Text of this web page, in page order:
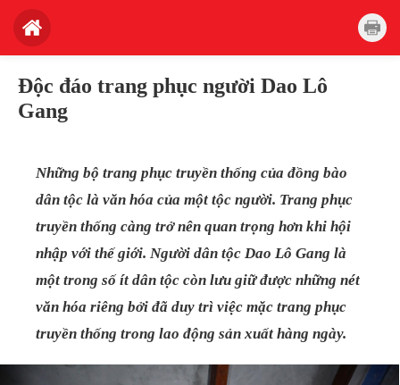
Độc đáo trang phục người Dao Lô
Gang
Những bộ trang phục truyền thống của đồng bào
dân tộc là văn hóa của một tộc người. Trang phục
truyền thống càng trở nên quan trọng hơn khi hội
nhập với thế giới. Người dân tộc Dao Lô Gang là
một trong số ít dân tộc còn lưu giữ được những nét
văn hóa riêng bởi đã duy trì việc mặc trang phục
truyền thống trong lao động sản xuất hàng ngày.